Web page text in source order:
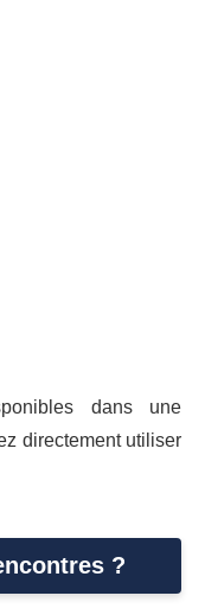
dans une
directement utiliser
?